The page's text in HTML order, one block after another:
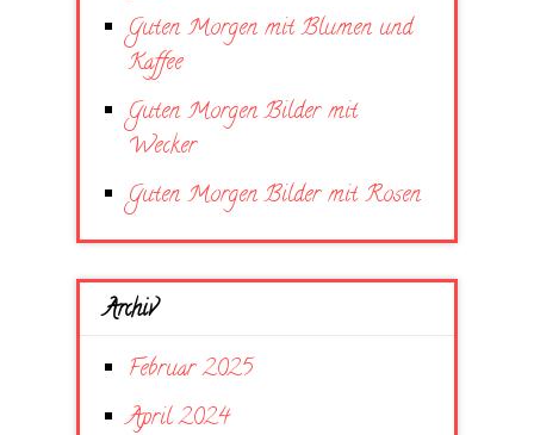
Guten Morgen mit Blumen und
Kaffee
Guten Morgen Bilder mit
Wecker
Guten Morgen Bilder mit Rosen
Archiv
Februar 2025
April 2024